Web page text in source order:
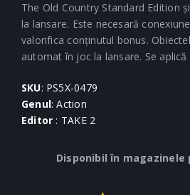
The Old Country Standard Edition
la lansare. Este necesară
valorifica conținutul bonus.
automat în joc la lansare. Se
SKU: PS5X-0479
Genul: Action
Editor : TAKE 2
Disponibil în magazinele